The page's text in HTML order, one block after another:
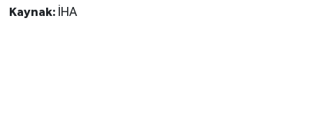
Kaynak: İHA